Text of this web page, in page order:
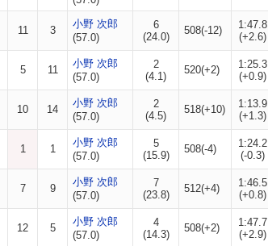
11 3
小野 次郎
(57.0)
6
(24.0)
508(-12)
1:47.8
(+2.6)
5 11
小野 次郎
(57.0)
2
(4.1)
520(+2)
1:25.3
(+0.9)
10 14
小野 次郎
(57.0)
2
(4.5)
518(+10)
1:13.9
(+1.3)
1 1
小野 次郎
(57.0)
5
(15.9)
508(-4)
1:24.2
(-0.3)
7 9
小野 次郎
(57.0)
7
(23.8)
512(+4)
1:46.5
(+0.8)
12 5
小野 次郎
(57.0)
4
(14.3)
508(+2)
1:47.7
(+2.9)